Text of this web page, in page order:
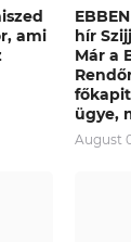
ami
hír
Már a
ügye,
August